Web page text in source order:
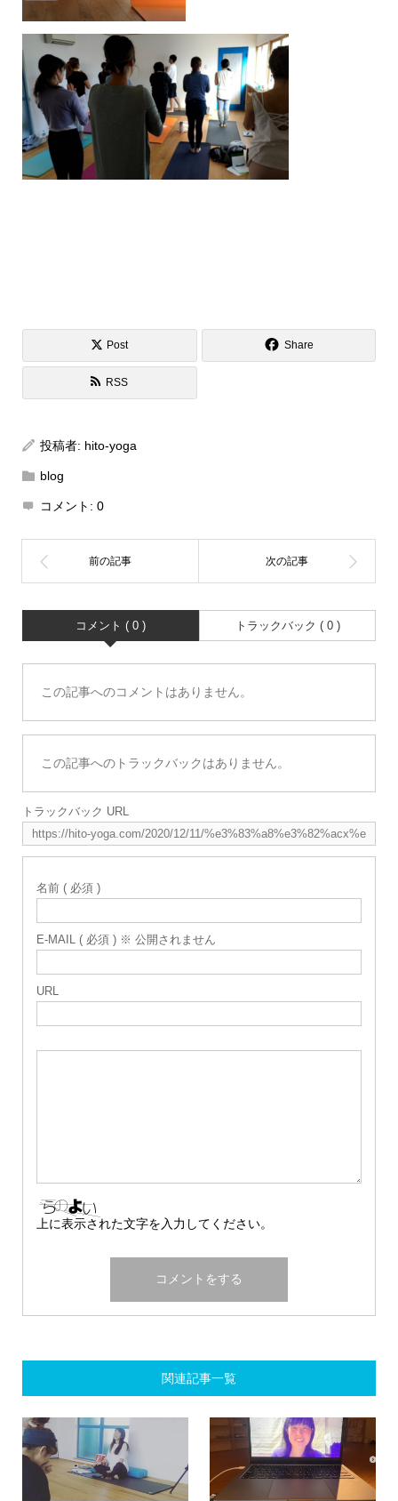
Post Share
RSS
投稿者: hito-yoga
blog
コメント: 0
コメント ( 0 ) トラックバック ( 0 )
この記事へのコメントはありません。
この記事へのトラックバックはありません。
トラックバック URL
名前 ( 必須 )
E-MAIL ( 必須 ) ※ 公開されません
URL
上に表示された文字を入力してください。
関連記事一覧